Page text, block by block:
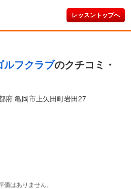
レッスントップへ
ルフクラブのクチコミ・
府 亀岡市上矢田町岩田27
はありません。